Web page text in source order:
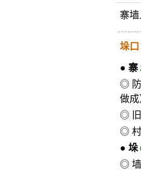
寨墙
垛口
● 寨
◎ 防
做成
◎ 旧
◎ 村
● 垛
◎ 墙